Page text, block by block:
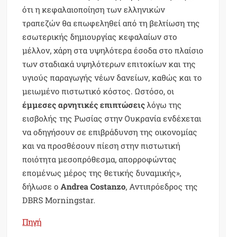
ότι η κεφαλαιοποίηση των ελληνικών
τραπεζών θα επωφεληθεί από τη βελτίωση της
εσωτερικής δημιουργίας κεφαλαίων στο
μέλλον, χάρη στα υψηλότερα έσοδα στο πλαίσιο
των σταδιακά υψηλότερων επιτοκίων και της
υγιούς παραγωγής νέων δανείων, καθώς και το
μειωμένο πιστωτικό κόστος. Ωστόσο, οι
έμμεσες αρνητικές επιπτώσειςλόγω της
εισβολής της Ρωσίας στην Ουκρανία ενδέχεται
να οδηγήσουν σε επιβράδυνση της οικονομίας
και να προσθέσουν πίεση στην πιστωτική
ποιότητα μεσοπρόθεσμα, απορροφώντας
επομένως μέρος της θετικής δυναμικής»,
δήλωσε οAndrea Costanzo, Αντιπρόεδρος της
DBRS Morningstar.
Πηγή